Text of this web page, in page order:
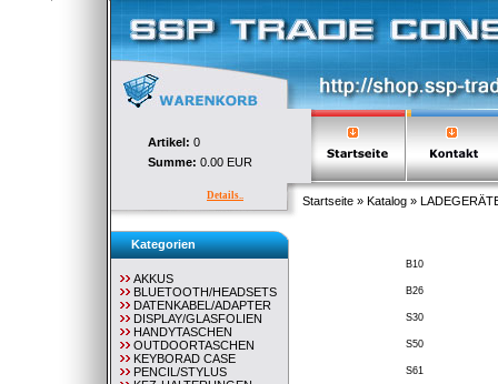
Artikel: 0
Summe: 0.00 EUR
Details.. Startseite » Katalog »
Kategorien
AKKUS
BLUETOOTH/HEADSETS
DATENKABEL/ADAPTER
DISPLAY/GLASFOLIEN
HANDYTASCHEN
OUTDOORTASCHEN
KEYBORAD CASE
PENCIL/STYLUS
B10
B26
S30
S50
S61